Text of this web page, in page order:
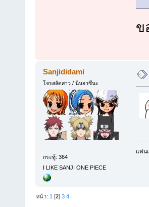
ข
Sanjididami
โจรสลัดสาว / นินจาซึนะ
กระทู้: 364
I LIKE SANJI ONE PIECE
แฟน
หน้า: 1 [2]3 4